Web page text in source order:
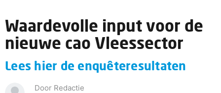
Waardevolle input voor de
nieuwe cao Vleessector
Lees hier de enquêteresultaten
Door Redactie